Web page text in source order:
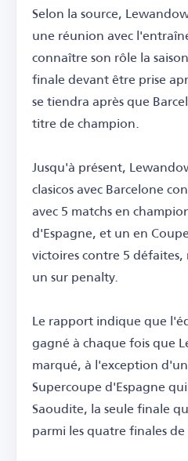
Selon la source,
une réunion avec
connaître son rôle la
finale devant être prise
se tiendra après que
titre de champion.
Jusqu'à présent,
clasicos avec Barcelone
avec 5 matchs en
d'Espagne, et un en
victoires contre 5
un sur penalty.
Le rapport indique que
gagné à chaque fois que
marqué, à l'exception
Supercoupe d'Espagne
Saoudite, la seule finale
parmi les quatre finales